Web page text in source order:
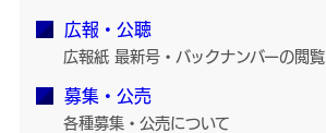
広報・公聴
広報紙 最新号・バックナンバーの閲覧
募集・公売
各種募集・公売について